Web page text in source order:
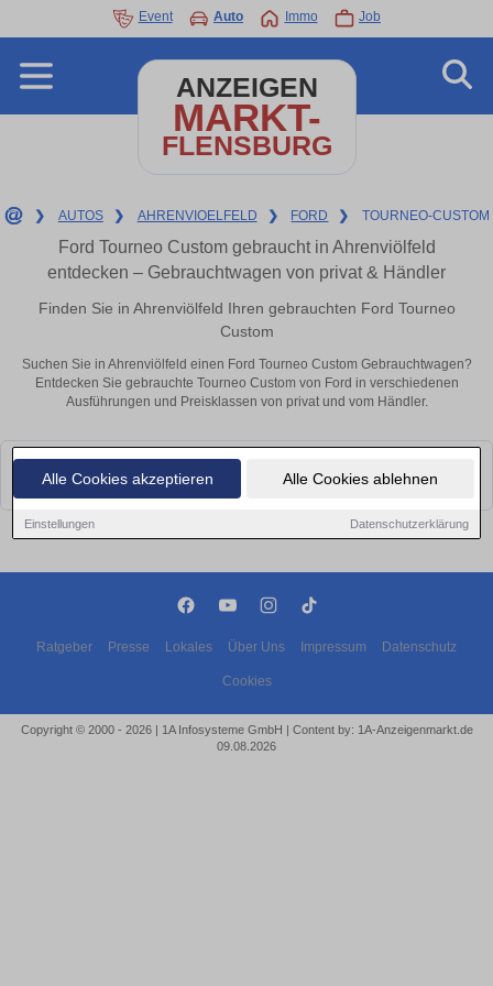
Alle Cookies akzeptieren Alle Cookies ablehnen
Einstellungen Datenschutzerklärung
Event Auto Immo Job
ANZEIGEN
MARKT-
FLENSBURG
❯ AUTOS ❯ AHRENVIOELFELD ❯ FORD ❯ TOURNEO-CUSTOM
Ford Tourneo Custom gebraucht in Ahrenviölfeld
entdecken – Gebrauchtwagen von privat & Händler
Finden Sie in Ahrenviölfeld Ihren gebrauchten Ford Tourneo
Custom
Suchen Sie in Ahrenviölfeld einen Ford Tourneo Custom Gebrauchtwagen?
Entdecken Sie gebrauchte Tourneo Custom von Ford in verschiedenen
Ausführungen und Preisklassen von privat und vom Händler.
Leider konnten wir derzeit keine passenden Autos finden. Schauen Sie
bald wieder vorbei!
Ratgeber Presse Lokales Über Uns Impressum Datenschutz
Cookies
Copyright © 2000 - 2026 | 1A Infosysteme GmbH | Content by: 1A-Anzeigenmarkt.de
09.08.2026